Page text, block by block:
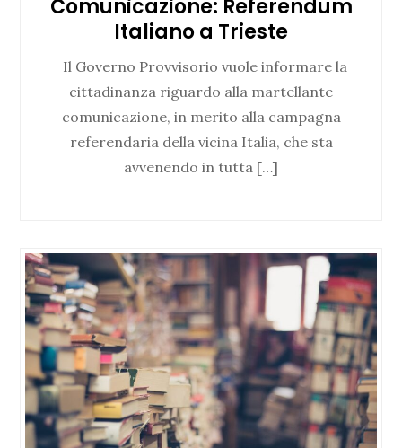
Comunicazione: Referendum
Italiano a Trieste
Il Governo Provvisorio vuole informare la
cittadinanza riguardo alla martellante
comunicazione, in merito alla campagna
referendaria della vicina Italia, che sta
avvenendo in tutta […]